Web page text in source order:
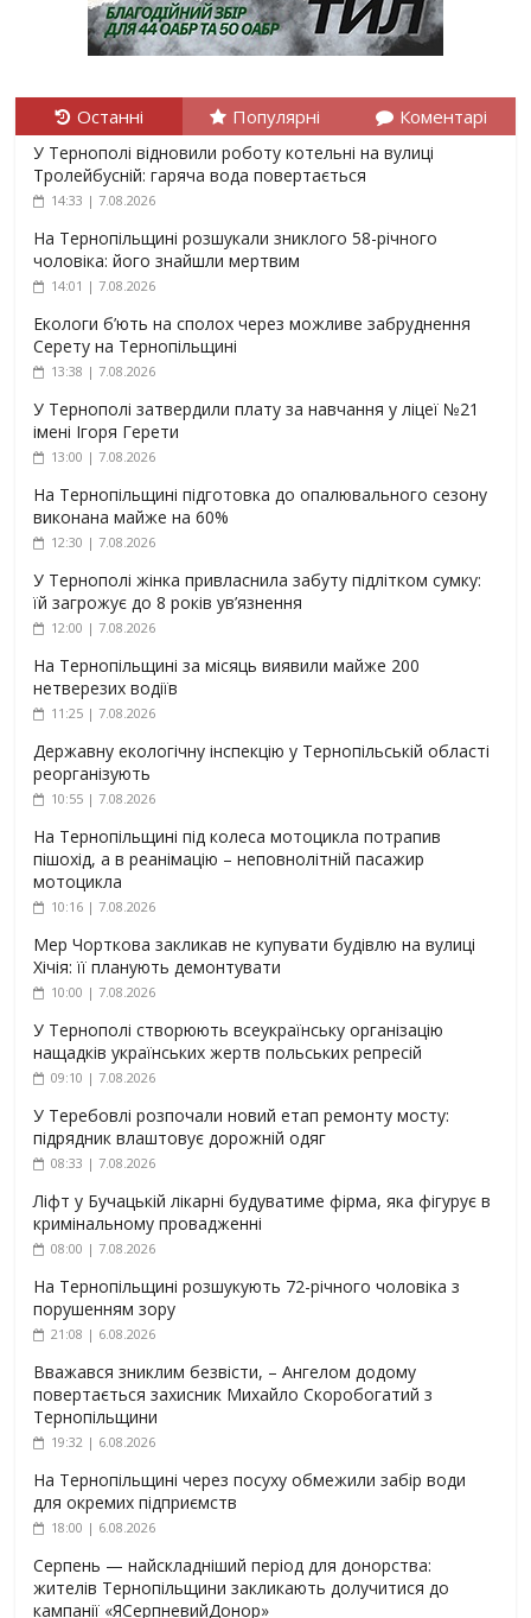
Останні Популярні Коментарі
У Тернополі відновили роботу котельні на вулиці
Тролейбусній: гаряча вода повертається
14:33 | 7.08.2026
На Тернопільщині розшукали зниклого 58-річного
чоловіка: його знайшли мертвим
14:01 | 7.08.2026
Екологи б’ють на сполох через можливе забруднення
Серету на Тернопільщині
13:38 | 7.08.2026
У Тернополі затвердили плату за навчання у ліцеї №21
імені Ігоря Герети
13:00 | 7.08.2026
На Тернопільщині підготовка до опалювального сезону
виконана майже на 60%
12:30 | 7.08.2026
У Тернополі жінка привласнила забуту підлітком сумку:
їй загрожує до 8 років ув’язнення
12:00 | 7.08.2026
На Тернопільщині за місяць виявили майже 200
нетверезих водіїв
11:25 | 7.08.2026
Державну екологічну інспекцію у Тернопільській області
реорганізують
10:55 | 7.08.2026
На Тернопільщині під колеса мотоцикла потрапив
пішохід, а в реанімацію – неповнолітній пасажир
мотоцикла
10:16 | 7.08.2026
Мер Чорткова закликав не купувати будівлю на вулиці
Хічія: її планують демонтувати
10:00 | 7.08.2026
У Тернополі створюють всеукраїнську організацію
нащадків українських жертв польських репресій
09:10 | 7.08.2026
У Теребовлі розпочали новий етап ремонту мосту:
підрядник влаштовує дорожній одяг
08:33 | 7.08.2026
Ліфт у Бучацькій лікарні будуватиме фірма, яка фігурує в
кримінальному провадженні
08:00 | 7.08.2026
На Тернопільщині розшукують 72-річного чоловіка з
порушенням зору
21:08 | 6.08.2026
Вважався зниклим безвісти, – Ангелом додому
повертається захисник Михайло Скоробогатий з
Тернопільщини
19:32 | 6.08.2026
На Тернопільщині через посуху обмежили забір води
для окремих підприємств
18:00 | 6.08.2026
Серпень — найскладніший період для донорства:
жителів Тернопільщини закликають долучитися до
кампанії «ЯСерпневийДонор»